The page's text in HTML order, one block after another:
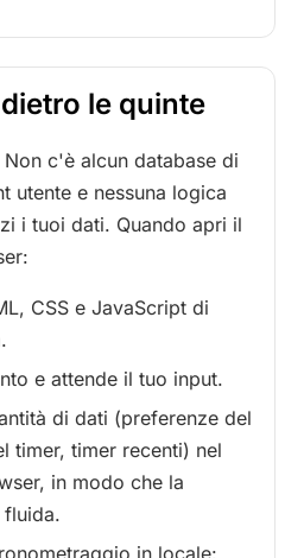
le quinte
c'è alcun database di
utente e nessuna logica
i tuoi dati. Quando apri il
CSS e JavaScript di
e attende il tuo input.
di dati (preferenze del
timer, timer recenti) nel
in modo che la
fluida.
in locale: